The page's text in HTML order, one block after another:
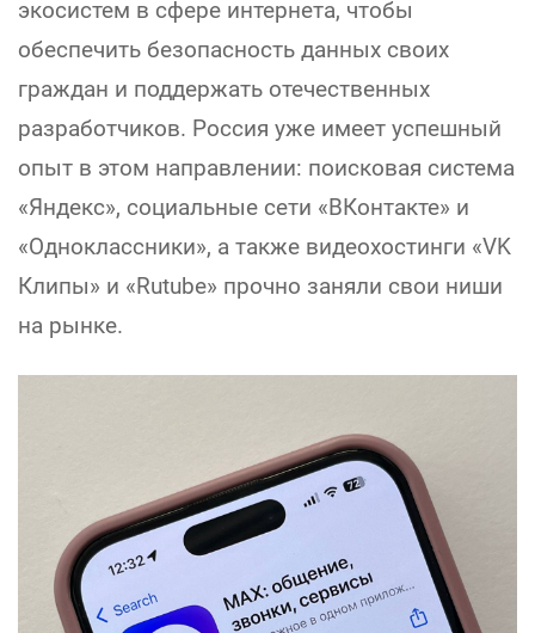
экосистем в сфере интернета, чтобы
обеспечить безопасность данных своих
граждан и поддержать отечественных
разработчиков. Россия уже имеет успешный
опыт в этом направлении: поисковая система
«Яндекс», социальные сети «ВКонтакте» и
«Одноклассники», а также видеохостинги «VK
Клипы» и «Rutube» прочно заняли свои ниши
на рынке.